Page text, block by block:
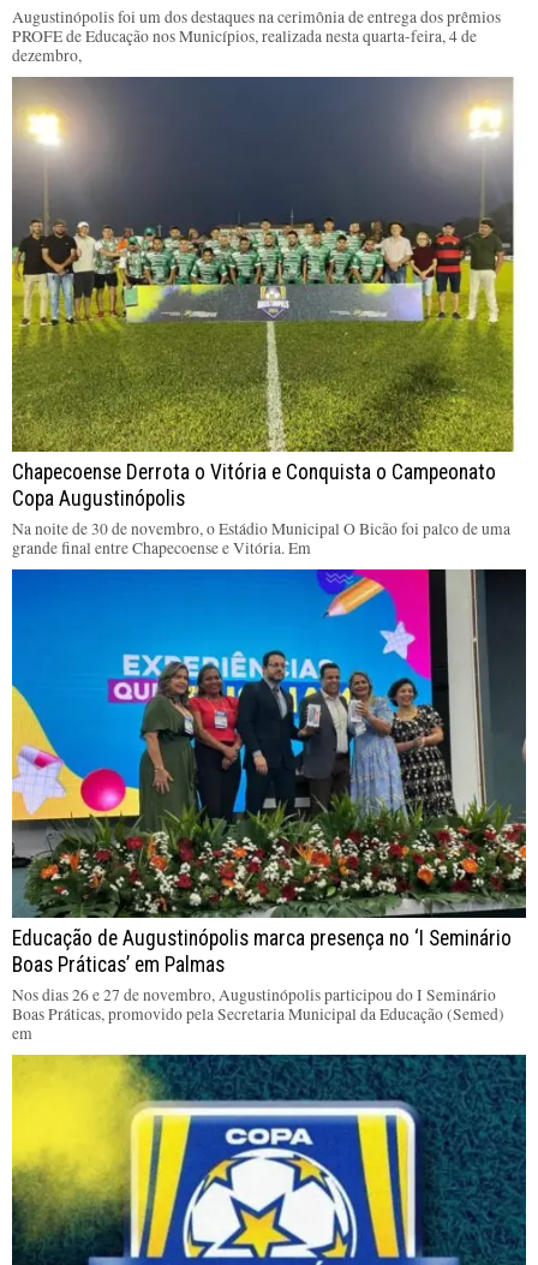
Augustinópolis foi um dos destaques na cerimônia de entrega dos prêmios
PROFE de Educação nos Municípios, realizada nesta quarta-feira, 4 de
dezembro,
Chapecoense Derrota o Vitória e Conquista o Campeonato
Copa Augustinópolis
Na noite de 30 de novembro, o Estádio Municipal O Bicão foi palco de uma
grande final entre Chapecoense e Vitória. Em
Educação de Augustinópolis marca presença no ‘I Seminário
Boas Práticas’ em Palmas
Nos dias 26 e 27 de novembro, Augustinópolis participou do I Seminário
Boas Práticas, promovido pela Secretaria Municipal da Educação (Semed)
em